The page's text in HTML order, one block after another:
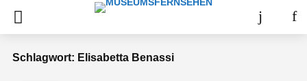
Schlagwort: Elisabetta Benassi